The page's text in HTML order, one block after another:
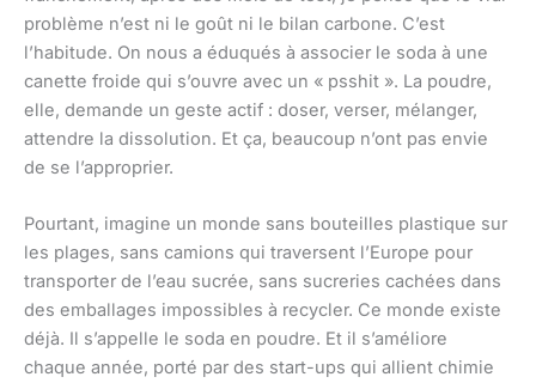
problème n’est ni le goût ni le bilan carbone. C’est
l’habitude. On nous a éduqués à associer le soda à une
canette froide qui s’ouvre avec un « psshit ». La poudre,
elle, demande un geste actif : doser, verser, mélanger,
attendre la dissolution. Et ça, beaucoup n’ont pas envie
de se l’approprier.
Pourtant, imagine un monde sans bouteilles plastique sur
les plages, sans camions qui traversent l’Europe pour
transporter de l’eau sucrée, sans sucreries cachées dans
des emballages impossibles à recycler. Ce monde existe
déjà. Il s’appelle le soda en poudre. Et il s’améliore
chaque année, porté par des start-ups qui allient chimie